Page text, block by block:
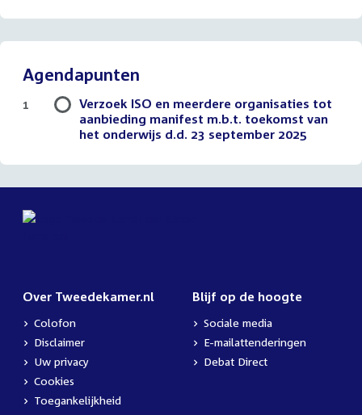
Agendapunten
Verzoek ISO en meerdere organisaties tot
aanbieding manifest m.b.t. toekomst van
het onderwijs d.d. 23 september 2025
1
Over Tweedekamer.nl
Colofon
Disclaimer
Uw privacy
Cookies
Toegankelijkheid
Blijf op de hoogte
Sociale media
E-mailattenderingen
Debat Direct